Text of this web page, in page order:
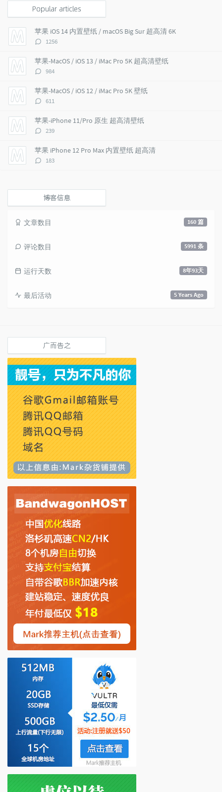
p
u
l
a
r
a
r
t
i
c
l
e
s
t
m
n
s
Popular articles
苹果 iOS 14 内置壁纸 / macOS Big Sur 超高清 6K
评
数：
1256
苹果-MacOS / iOS 13 / iMac Pro 5K 超高清壁纸
评
数：
984
苹果-MacOS / iOS 12 / iMac Pro 5K 壁纸
评
数：
611
苹果-iPhone 11/Pro 原生 超高清壁纸
评
数：
239
苹果 iPhone 12 Pro Max 内置壁纸 超高清
评
183
博客信息
160 篇
文章数目
5991 条
评论数目
8年93天
运行天数
5 Years Ago
最后活动
广而告之